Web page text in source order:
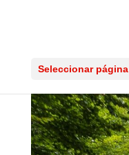
Seleccionar página